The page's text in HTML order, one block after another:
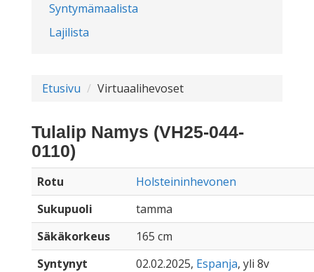
Syntymämaalista
Lajilista
Etusivu Virtuaalihevoset
Tulalip Namys (VH25-044-
0110)
Rotu
Holsteininhevonen
Sukupuoli
tamma
Säkäkorkeus
165 cm
Syntynyt
02.02.2025, Espanja, yli 8v